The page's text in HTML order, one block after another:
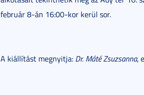
február 8-án 16:00-kor kerül sor.
A kiállítást megnyitja: Dr. Máté Zsuzsanna,